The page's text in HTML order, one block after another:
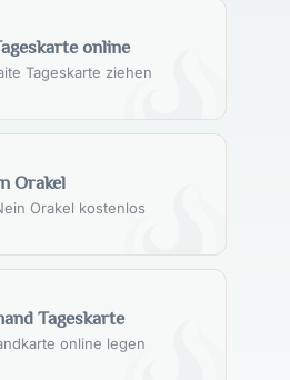
online
Tageskarte ziehen
Orakel
Orakel kostenlos
Tageskarte
online legen